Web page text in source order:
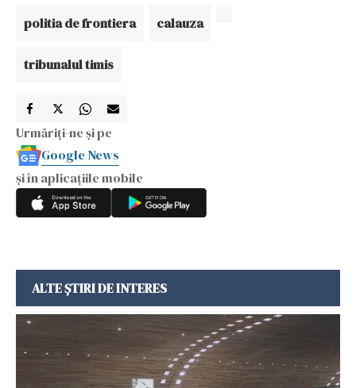
politia de frontiera calauza
tribunalul timis
Urmăriți-ne și pe
Google News
și în aplicațiile mobile
ALTE ȘTIRI DE INTERES